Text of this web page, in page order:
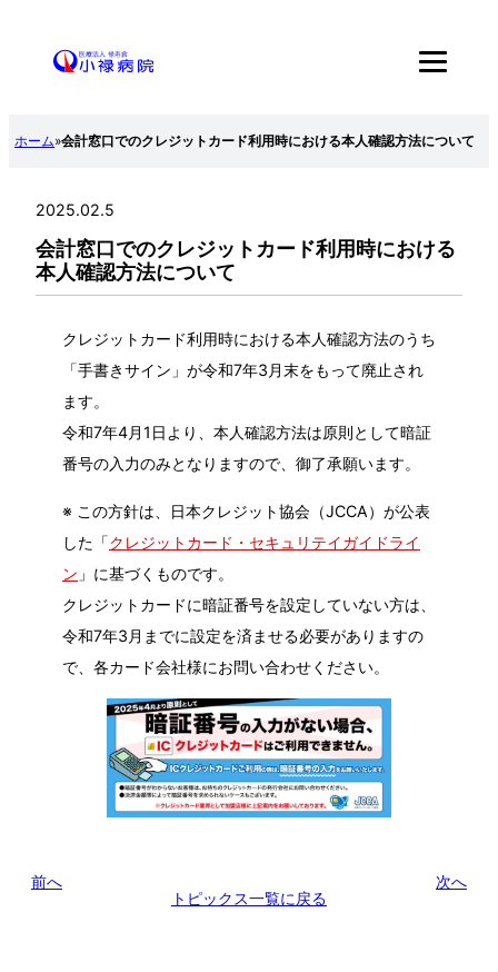
キ
ホーム»会計窓口でのクレジットカード利用時における本人確認方法について
2025.02.5
会計窓口でのクレジットカード利用時における
本人確認方法について
クレジットカード利用時における本人確認方法のうち
「手書きサイン」が令和7年3月末をもって廃止され
ます。
令和7年4月1日より、本人確認方法は原則として暗証
番号の入力のみとなりますので、御了承願います。
※ この方針は、日本クレジット協会（JCCA）が公表
した「クレジットカード・セキュリテイガイドライ
ン 」に基づくものです。
クレジットカードに暗証番号を設定していない方は、
令和7年3月までに設定を済ませる必要がありますの
で、各カード会社様にお問い合わせください。
前へ
トピックス一覧に戻る
次へ